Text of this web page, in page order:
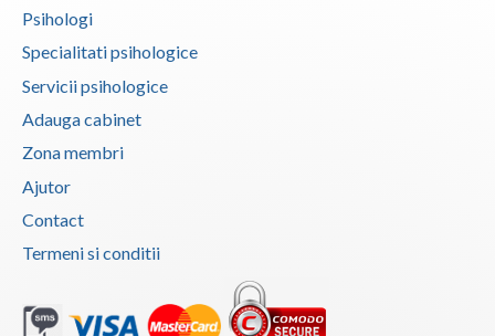
Psihologi
Specialitati psihologice
Servicii psihologice
Adauga cabinet
Zona membri
Ajutor
Contact
Termeni si conditii